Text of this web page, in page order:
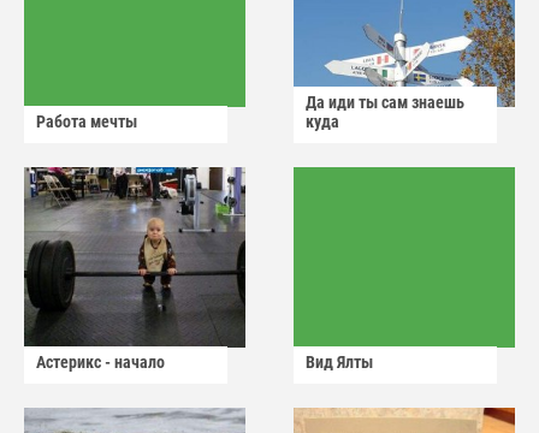
Работа мечты
Да иди ты сам знаешь
куда
Астерикс - начало Вид Ялты